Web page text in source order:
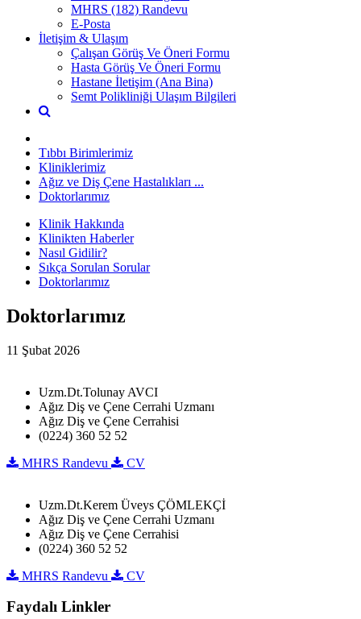
MHRS (182) Randevu
E-Posta
İletişim & Ulaşım
Çalışan Görüş Ve Öneri Formu
Hasta Görüş Ve Öneri Formu
Hastane İletişim (Ana Bina)
Semt Polikliniği Ulaşım Bilgileri
Tıbbı Birimlerimiz
Kliniklerimiz
Ağız ve Diş Çene Hastalıkları ...
Doktorlarımız
Klinik Hakkında
Klinikten Haberler
Nasıl Gidilir?
Sıkça Sorulan Sorular
Doktorlarımız
Doktorlarımız
11 Şubat 2026
Uzm.Dt.Tolunay AVCI
Ağız Diş ve Çene Cerrahi Uzmanı
Ağız Diş ve Çene Cerrahisi
(0224) 360 52 52
MHRS Randevu
CV
Uzm.Dt.Kerem Üveys ÇÖMLEKÇİ
Ağız Diş ve Çene Cerrahi Uzmanı
Ağız Diş ve Çene Cerrahisi
(0224) 360 52 52
MHRS Randevu
CV
Faydalı Linkler